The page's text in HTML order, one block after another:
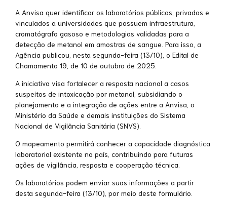
A Anvisa quer identificar os laboratórios públicos, privados e
vinculados a universidades que possuem infraestrutura,
cromatógrafo gasoso e metodologias validadas para a
detecção de metanol em amostras de sangue. Para isso, a
Agência publicou, nesta segunda-feira (13/10), o Edital de
Chamamento 19, de 10 de outubro de 2025.
A iniciativa visa fortalecer a resposta nacional a casos
suspeitos de intoxicação por metanol, subsidiando o
planejamento e a integração de ações entre a Anvisa, o
Ministério da Saúde e demais instituições do Sistema
Nacional de Vigilância Sanitária (SNVS).
O mapeamento permitirá conhecer a capacidade diagnóstica
laboratorial existente no país, contribuindo para futuras
ações de vigilância, resposta e cooperação técnica.
Os laboratórios podem enviar suas informações a partir
desta segunda-feira (13/10), por meio deste formulário.